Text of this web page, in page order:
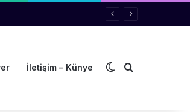
İletişim – Künye Dış görünümü
Arama yap